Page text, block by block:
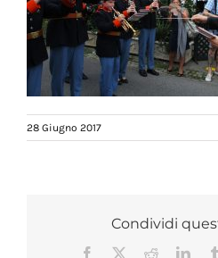
28 Giugno 2017
Condividi
Facebook Reddit